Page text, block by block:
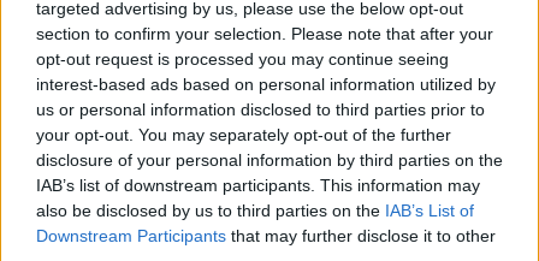
targeted advertising by us, please use the below opt-out
section to confirm your selection. Please note that after your
opt-out request is processed you may continue seeing
interest-based ads based on personal information utilized by
us or personal information disclosed to third parties prior to
your opt-out. You may separately opt-out of the further
disclosure of your personal information by third parties on the
IAB’s list of downstream participants. This information may
also be disclosed by us to third parties on the IAB’s List of
Downstream Participants that may further disclose it to other
richiesti dai sindacati di inquilini”. E ne cita solo alcuni:
stanziamento di risorse al fondo di sostegno all’affitto e al fondo per
la morosità incolpevole; incentivi alla rinegoziazione dei canoni;
ristori ai proprietari che subiscono il ritardo nei canoni..”
“Anche sulle ipotesi di investimento del recovery plan – ricorda la
Segretaria del Sunia -non risultano investimenti per
l’emergenza abitativa, che rappresenterebbero sia un rilancio